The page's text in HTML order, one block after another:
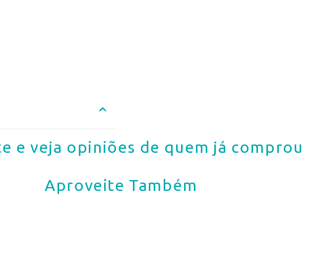
e veja opiniões de quem já comprou
Aproveite Também